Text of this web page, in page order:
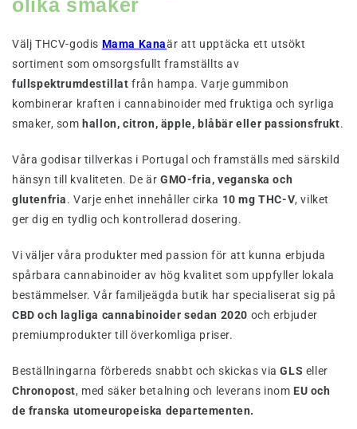
olika smaker
Välj THCV-godis Mama Kanaär att upptäcka ett utsökt
sortiment som omsorgsfullt framställts av
fullspektrumdestillat från hampa. Varje gummibon
kombinerar kraften i cannabinoider med fruktiga och syrliga
smaker, som hallon, citron, äpple, blåbär eller passionsfrukt.
Våra godisar tillverkas i Portugal och framställs med särskild
hänsyn till kvaliteten. De ärGMO-fria, veganska och
glutenfria. Varje enhet innehåller cirka 10 mg THC-V, vilket
ger dig en tydlig och kontrollerad dosering.
Vi väljer våra produkter med passion för att kunna erbjuda
spårbara cannabinoider av hög kvalitet som uppfyller lokala
bestämmelser. Vår familjeägda butik har specialiserat sig på
CBD och lagliga cannabinoider sedan 2020 och erbjuder
premiumprodukter till överkomliga priser.
Beställningarna förbereds snabbt och skickas viaGLS eller
Chronopost, med säker betalning och leverans inom EU och
de franska utomeuropeiska departementen.